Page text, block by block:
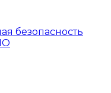
безопасность